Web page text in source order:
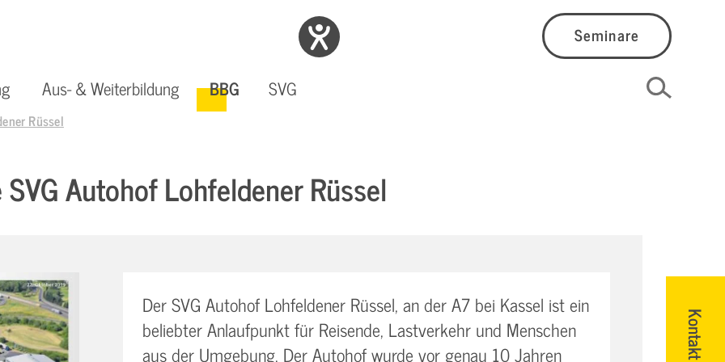
Seminare
- Digitales
Aus- & Weiterbildung
SEMINAR ONLINE BUCHEN
BBG
Karriere
SVG
Kontakt
Rüssel
Autohof Lohfeldener Rüssel
Der SVG Autohof Lohfeldener Rüssel, an der A7 bei Kassel ist ein
beliebter Anlaufpunkt für Reisende, Lastverkehr und Menschen
aus der Umgebung. Der Autohof wurde vor genau 10 Jahren